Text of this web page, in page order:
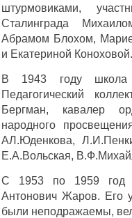
штурмовиками,
Сталинграда
Абрамом Блохом,
и Екатериной Коноховой.
В 1943 году школа
Педагогический
Бергман, кавалер
народного
АЛ.Юденкова,
Е.А.Вольская,
С 1953 по 1959 год
Антонович Жаров. Его
были неподражаемы,